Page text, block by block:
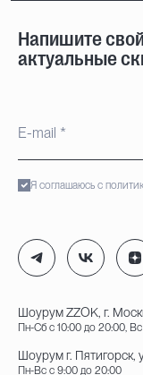
Напишите
актуальные
Я соглашаюсь с
Шоурум ZZOK, г.
Пн-Сб с 10:00 до 20:00,
Шоурум г. Пятигорск,
Пн-Вс с 9:00 до 20:00